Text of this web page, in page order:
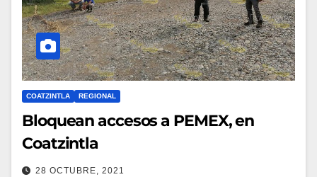
COATZINTLA REGIONAL
Bloquean accesos a PEMEX, en
Coatzintla
28 OCTUBRE, 2021